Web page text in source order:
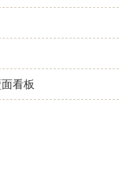
看板